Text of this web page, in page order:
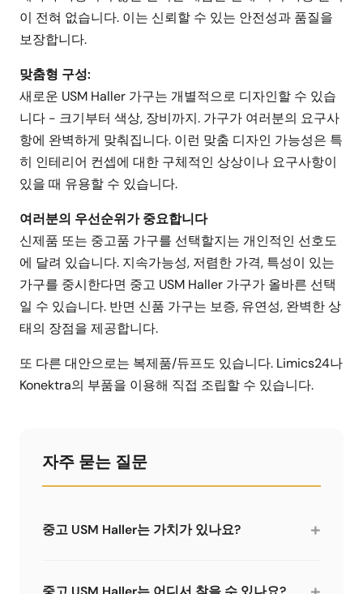
이 전혀 없습니다. 이는 신뢰할 수 있는 안전성과 품질을
보장합니다.
맞춤형 구성:
새로운 USM Haller 가구는 개별적으로 디자인할 수 있습
니다 - 크기부터 색상, 장비까지. 가구가 여러분의 요구사
항에 완벽하게 맞춰집니다. 이런 맞춤 디자인 가능성은 특
히 인테리어 컨셉에 대한 구체적인 상상이나 요구사항이
있을 때 유용할 수 있습니다.
여러분의 우선순위가 중요합니다
신제품 또는 중고품 가구를 선택할지는 개인적인 선호도
에 달려 있습니다. 지속가능성, 저렴한 가격, 특성이 있는
가구를 중시한다면 중고 USM Haller 가구가 올바른 선택
일 수 있습니다. 반면 신품 가구는 보증, 유연성, 완벽한 상
태의 장점을 제공합니다.
또 다른 대안으로는 복제품/듀프도 있습니다. Limics24나
Konektra의 부품을 이용해 직접 조립할 수 있습니다.
자주 묻는 질문
중고 USM Haller는 가치가 있나요? +
는 가치가 있을 수 있습니다. 주의: 1세대 커넥터는 2